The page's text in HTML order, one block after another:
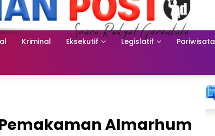
Kriminal Eksekutif Legislatif Pariwisata
Almarhum